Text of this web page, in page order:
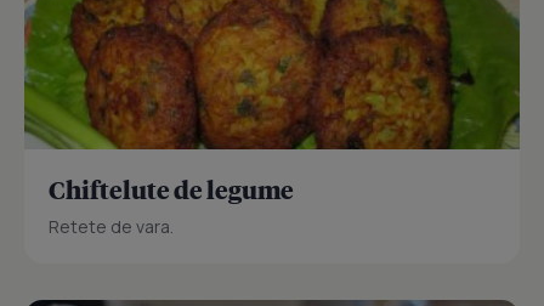
Chiftelute de legume
Retete de vara.